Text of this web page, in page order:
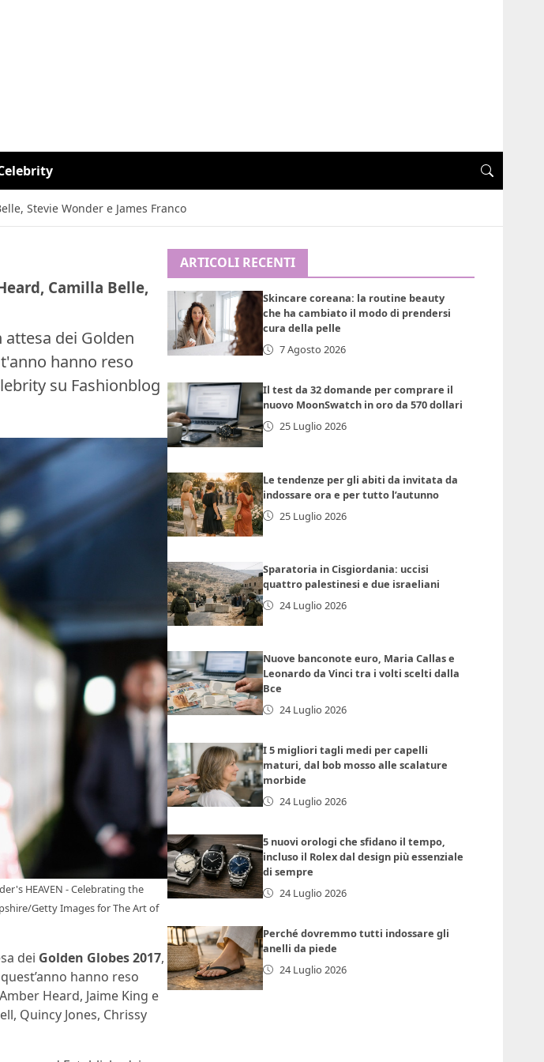
Stevie Wonder e James Franco
Camilla Belle,
dei Golden
hanno reso
su Fashionblog
HEAVEN - Celebrating the
Getty Images for The Art of
dei Golden Globes 2017,
hanno reso
Heard, Jaime King e
Quincy Jones, Chrissy
ARTICOLI RECENTI
Skincare coreana: la routine beauty
che ha cambiato il modo di prendersi
cura della pelle
7 Agosto 2026
Il test da 32 domande per comprare il
nuovo MoonSwatch in oro da 570 dollari
25 Luglio 2026
Le tendenze per gli abiti da invitata da
indossare ora e per tutto l’autunno
25 Luglio 2026
Sparatoria in Cisgiordania: uccisi
quattro palestinesi e due israeliani
24 Luglio 2026
Nuove banconote euro, Maria Callas e
Leonardo da Vinci tra i volti scelti dalla
Bce
24 Luglio 2026
I 5 migliori tagli medi per capelli
maturi, dal bob mosso alle scalature
morbide
24 Luglio 2026
5 nuovi orologi che sfidano il tempo,
incluso il Rolex dal design più essenziale
di sempre
24 Luglio 2026
Perché dovremmo tutti indossare gli
anelli da piede
24 Luglio 2026